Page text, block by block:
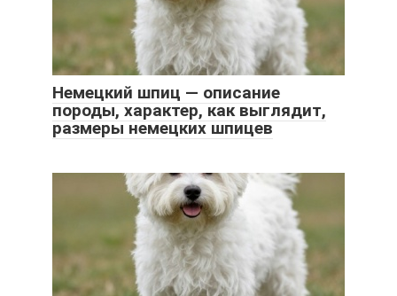
Немецкий шпиц — описание
породы, характер, как выглядит,
размеры немецких шпицев